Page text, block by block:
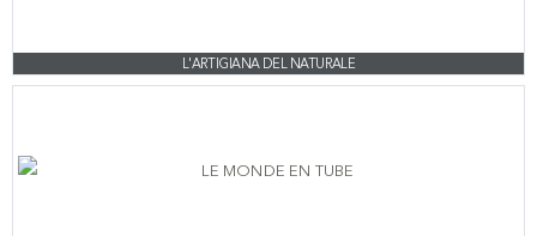
L'ARTIGIANA DEL NATURALE